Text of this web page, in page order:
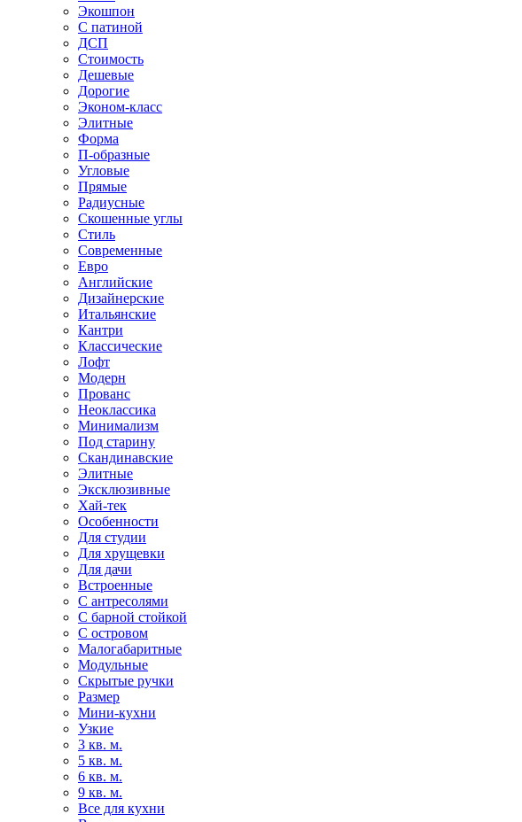
Экошпон
С патиной
ДСП
Стоимость
Дешевые
Дорогие
Эконом-класс
Элитные
Форма
П-образные
Угловые
Прямые
Радиусные
Скошенные углы
Стиль
Современные
Евро
Английские
Дизайнерские
Итальянские
Кантри
Классические
Лофт
Модерн
Прованс
Неоклассика
Минимализм
Под старину
Скандинавские
Элитные
Эксклюзивные
Хай-тек
Особенности
Для студии
Для хрущевки
Для дачи
Встроенные
С антресолями
С барной стойкой
С островом
Малогабаритные
Модульные
Скрытые ручки
Размер
Мини-кухни
Узкие
3 кв. м.
5 кв. м.
6 кв. м.
9 кв. м.
Все для кухни